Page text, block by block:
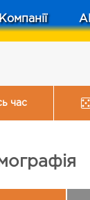
Компанії
час